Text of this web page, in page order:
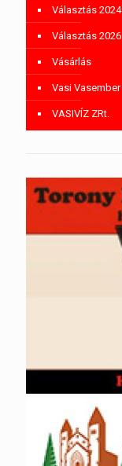
Választás 2024
Választás 2026
Vásárlás
Vasi Vasember
VASIVÍZ ZRt.